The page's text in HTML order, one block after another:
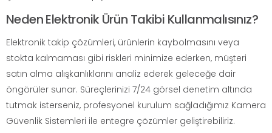
Neden Elektronik Ürün Takibi Kullanmalısınız?
Elektronik takip çözümleri, ürünlerin kaybolmasını veya
stokta kalmaması gibi riskleri minimize ederken, müşteri
satın alma alışkanlıklarını analiz ederek geleceğe dair
öngörüler sunar. Süreçlerinizi 7/24 görsel denetim altında
tutmak isterseniz, profesyonel kurulum sağladığımız Kamera
Güvenlik Sistemleri ile entegre çözümler geliştirebiliriz.